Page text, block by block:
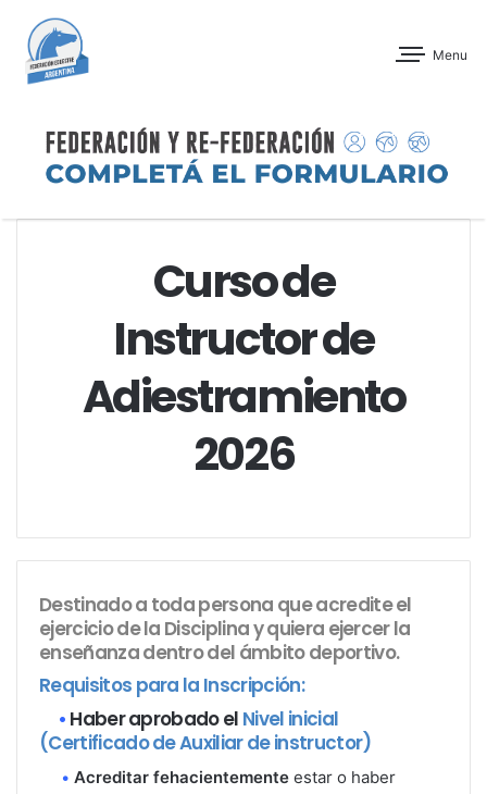
Menu
Curso de
Instructor de
Adiestramiento
2026
Destinado a toda persona que acredite el
ejercicio de la Disciplina y quiera ejercer la
enseñanza dentro del ámbito deportivo.
Requisitos para la Inscripción:
• Haber aprobado el Nivel inicial
(Certificado de Auxiliar de instructor)
• Acreditar fehacientemente estar o haber